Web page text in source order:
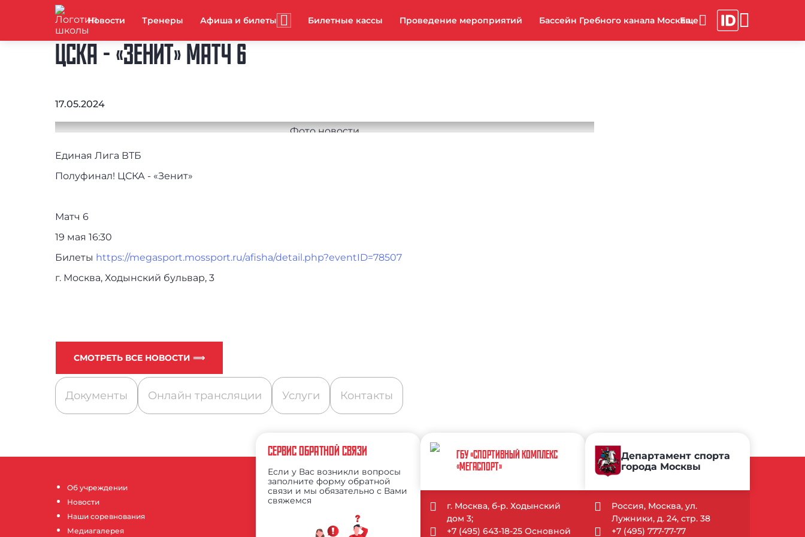
Новости Тренеры Афиша и билеты Билетные кассы Проведение мероприятий Бассейн Гребного канала Москва
ЦСКА - «ЗЕНИТ» МАТЧ 6
17.05.2024
Единая Лига ВТБ
Полуфинал! ЦСКА - «Зенит»
Матч 6
19 мая 16:30
Билеты https://megasport.mossport.ru/afisha/detail.php?eventID=78507
г. Москва, Ходынский бульвар, 3
СМОТРЕТЬ ВСЕ НОВОСТИ ⟹
Документы Онлайн трансляции Услуги Контакты
Об учреждении
Новости
Наши соревнования
Медиагалерея
СЕРВИС ОБРАТНОЙ СВЯЗИ
Если у Вас возникли вопросы
заполните форму обратной
связи и мы обязательно с Вами
свяжемся
ГБУ «СПОРТИВНЫЙ КОМПЛЕКС
«МЕГАСПОРТ»
г. Москва, б-р. Ходынский
дом 3;
+7 (495) 643-18-25 Основной
Департамент спорта
города Москвы
Россия, Москва, ул.
Лужники, д. 24, стр. 38
+7 (495) 777-77-77